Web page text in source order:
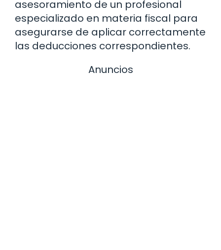
asesoramiento de un profesional
especializado en materia fiscal para
asegurarse de aplicar correctamente
las deducciones correspondientes.
Anuncios